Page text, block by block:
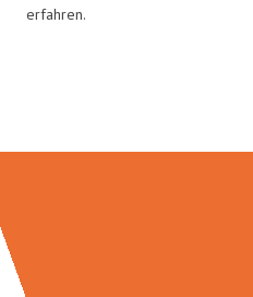
erfahren.